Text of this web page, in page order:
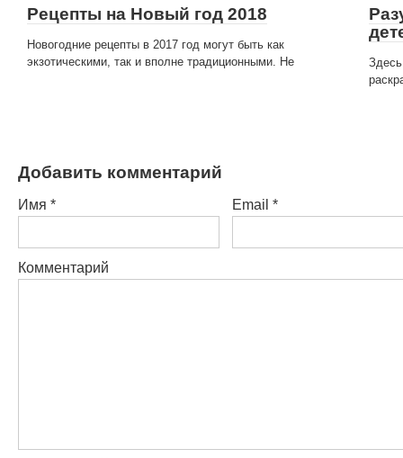
Рецепты на Новый год 2018
Новогодние рецепты в 2017 год могут быть как
экзотическими, так и вполне традиционными. Не
Добавить комментарий
Имя * Email *
Комментарий